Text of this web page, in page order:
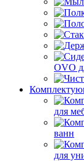
OVO
для
ванн
для